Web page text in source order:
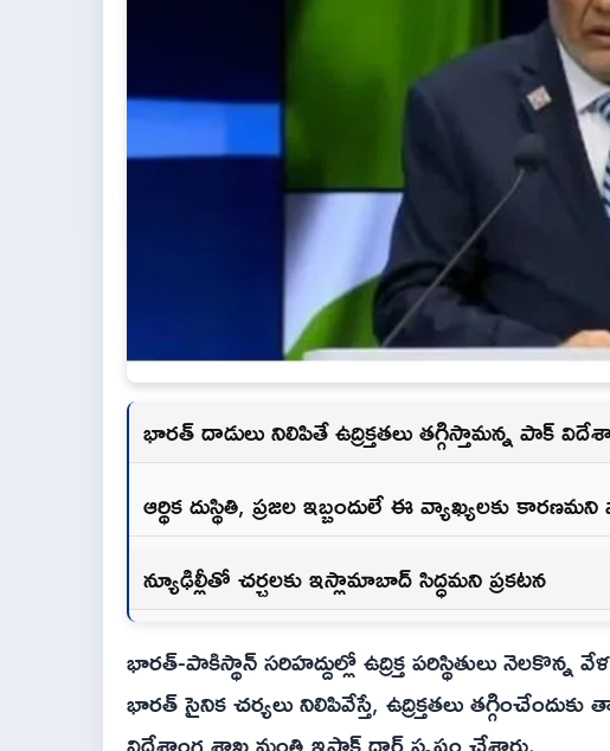
భారత్ దాడులు నిలిపితే ఉద్రిక్తతలు తగ్గిస్తామన్న పాక్
ఆర్థిక దుస్థితి, ప్రజల ఇబ్బందులే ఈ వ్యాఖ్యలకు
న్యూఢిల్లీతో చర్చలకు ఇస్లామాబాద్ సిద్ధమని ప్రకటన
భారత్-పాకిస్థాన్ సరిహద్దుల్లో ఉద్రిక్త పరిస్థితులు నెలకొన్న
భారత్ సైనిక చర్యలు నిలిపివేస్తే, ఉద్రిక్తతలు